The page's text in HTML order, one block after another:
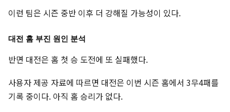
이런 팀은 시즌 중반 이후 더 강해질 가능성이 있다.
대전 홈 부진 원인 분석
반면 대전은 홈 첫 승 도전에 또 실패했다.
사용자 제공 자료에 따르면 대전은 이번 시즌 홈에서 3무4패를
기록 중이다. 아직 홈 승리가 없다.